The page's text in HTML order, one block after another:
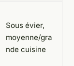
Sous évier,
moyenne/gra
nde cuisine